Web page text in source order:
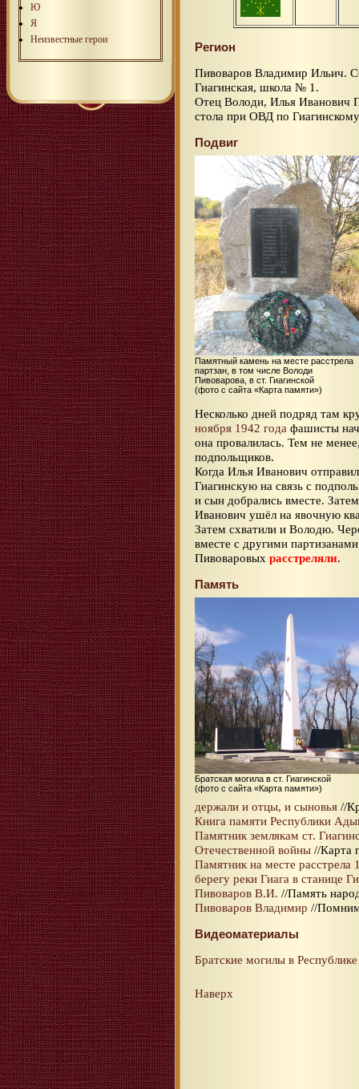
Ю
Я
Неизвестные герои
Регион
Пивоваров Владимир Ильич.
Гиагинская, школа № 1.
Отец Володи, Илья Иванович
стола при ОВД по
Подвиг
Памятный камень на месте расстрела
партзан, в том числе Володи
Пивоварова, в ст. Гиагинской
(фото с сайта «Карта памяти»)
Несколько дней подряд там
ноября 1942 года фашисты
она провалилась. Тем не
подпольщиков.
Когда Илья Иванович
Гиагинскую на связь с
и сын добрались вместе.
Иванович ушёл на явочную
Затем схватили и Володю.
вместе с другими
Пивоваровых расстреляли.
Память
Братская могила в ст. Гиагинской
(фото с сайта «Карта памяти»)
держали и отцы, и сыновья //
Книга памяти Республики
Памятник землякам ст.
Отечественной войны //Карта
Памятник на месте расстрела
берегу реки Гиага в станице
Пивоваров В.И. //Память
Пивоваров Владимир //
Видеоматериалы
Братские могилы в
Наверх